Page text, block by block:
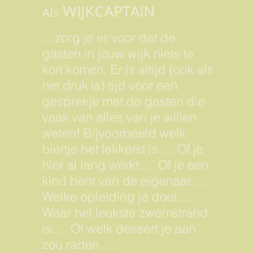
Als WIJKCAPTAIN
....zorg je er voor dat de
gasten in jouw wijk niets te
kort komen. Er is altijd (ook als
het druk is) tijd voor een
gesprekje met de gasten die
vaak van alles van je willen
weten! Bijvoorbeeld welk
biertje het lekkerst is…. Of je
hier al lang werkt…. Of je een
kind bent van de eigenaar….
Welke opleiding je doet….
Waar het leukste zwemstrand
is…. Of welk dessert je aan
zou raden…..